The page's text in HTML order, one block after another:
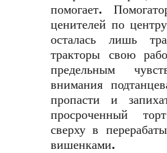
помогает.
ценителей по
осталась лишь
тракторы свою
предельным
внимания
пропасти и
просроченный
сверху в
вишенками.